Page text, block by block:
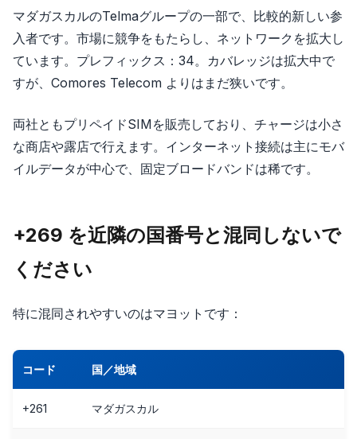
マダガスカルのTelmaグループの一部で、比較的新しい参
入者です。市場に競争をもたらし、ネットワークを拡大し
ています。プレフィックス：34。カバレッジは拡大中で
すが、Comores Telecom よりはまだ狭いです。
両社ともプリペイドSIMを販売しており、チャージは小さ
な商店や露店で行えます。インターネット接続は主にモバ
イルデータが中心で、固定ブロードバンドは稀です。
+269 を近隣の国番号と混同しないで
ください
特に混同されやすいのはマヨットです：
コード 国／地域
+261 マダガスカル